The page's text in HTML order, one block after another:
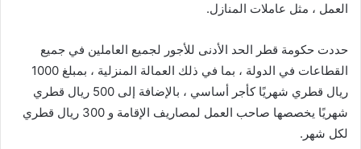
العمل ، مثل عاملات المنازل.
حددت حكومة قطر الحد الأدنى للأجور لجميع العاملين في جميع
القطاعات في الدولة ، بما في ذلك العمالة المنزلية ، بمبلغ 1000
ريال قطري شهريًا كأجر أساسي ، بالإضافة إلى 500 ريال قطري
شهريًا يخصصها صاحب العمل لمصاريف الإقامة و 300 ريال قطري
لكل شهر.